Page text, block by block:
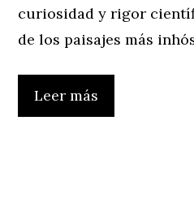
curiosidad y rigor
de los paisajes más
Leer más